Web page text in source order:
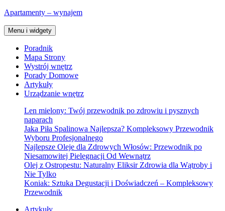
Przejdź
treści
Apartamenty – wynajem
Menu i widgety
Poradnik
Mapa Strony
Wystrój wnętrz
Porady Domowe
Artykuły
Urządzanie wnętrz
Len mielony: Twój przewodnik po zdrowiu i pysznych
naparach
Jaka Piła Spalinowa Najlepsza? Kompleksowy Przewodnik
Wyboru Profesjonalnego
Najlepsze Oleje dla Zdrowych Włosów: Przewodnik po
Niesamowitej Pielęgnacji Od Wewnątrz
Olej z Ostropestu: Naturalny Eliksir Zdrowia dla Wątroby i
Nie Tylko
Koniak: Sztuka Degustacji i Doświadczeń – Kompleksowy
Przewodnik
Artykuły